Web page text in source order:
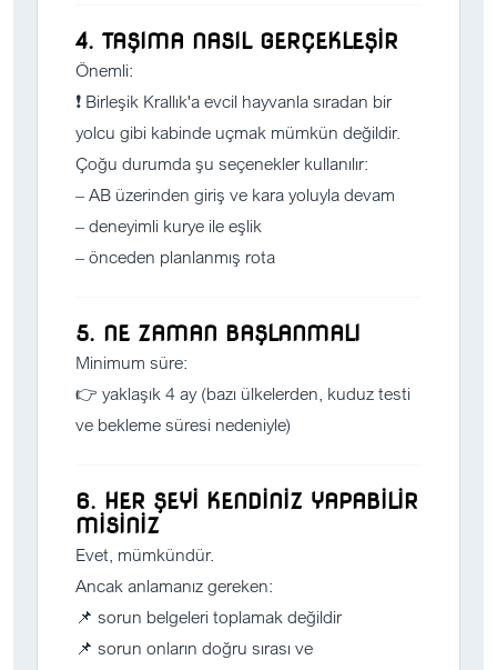
4. TAŞIMA NASIL GERÇEKLEŞİR
Önemli:
❗ Birleşik Krallık'a evcil hayvanla sıradan bir
yolcu gibi kabinde uçmak mümkün değildir.
Çoğu durumda şu seçenekler kullanılır:
– AB üzerinden giriş ve kara yoluyla devam
– deneyimli kurye ile eşlik
– önceden planlanmış rota
5. NE ZAMAN BAŞLANMALI
Minimum süre:
👉 yaklaşık 4 ay (bazı ülkelerden, kuduz testi
ve bekleme süresi nedeniyle)
6. HER ŞEYİ KENDİNİZ YAPABİLİR
MİSİNİZ
Evet, mümkündür.
Ancak anlamanız gereken:
📌 sorun belgeleri toplamak değildir
📌 sorun onların doğru sırası ve